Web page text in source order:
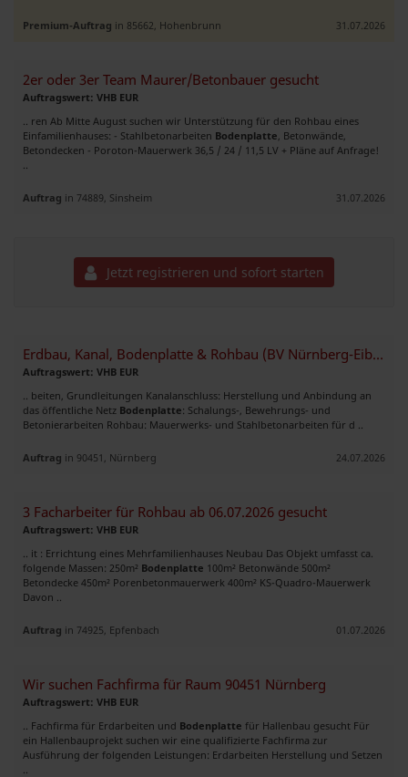
Premium-Auftrag in 85662, Hohenbrunn 31.07.2026
2er oder 3er Team Maurer/Betonbauer gesucht
Auftragswert: VHB EUR
.. ren Ab Mitte August suchen wir Unterstützung für den Rohbau eines
Einfamilienhauses: - Stahlbetonarbeiten Bodenplatte , Betonwände,
Betondecken - Poroton-Mauerwerk 36,5 / 24 / 11,5 LV + Pläne auf Anfrage!
Auftrag in 74889, Sinsheim 31.07.2026
Jetzt registrieren und sofort starten
Erdbau, Kanal, Bodenplatte & Rohbau (BV Nürnberg-Eibach) ca. 600m²
Auftragswert: VHB EUR
.. beiten, Grundleitungen Kanalanschluss: Herstellung und Anbindung an
das öffentliche Netz Bodenplatte: Schalungs-, Bewehrungs- und
Betonierarbeiten Rohbau: Mauerwerks- und Stahlbetonarbeiten für d ..
Auftrag in 90451, Nürnberg 24.07.2026
3 Facharbeiter für Rohbau ab 06.07.2026 gesucht
Auftragswert: VHB EUR
.. it : Errichtung eines Mehrfamilienhauses Neubau Das Objekt umfasst ca.
folgende Massen: 250m² Bodenplatte 100m² Betonwände 500m²
Betondecke 450m² Porenbetonmauerwerk 400m² KS-Quadro-Mauerwerk
Davon ..
Auftrag in 74925, Epfenbach 01.07.2026
Wir suchen Fachfirma für Raum 90451 Nürnberg
Auftragswert: VHB EUR
.. Fachfirma für Erdarbeiten und Bodenplatte für Hallenbau gesucht Für
ein Hallenbauprojekt suchen wir eine qualifizierte Fachfirma zur
Ausführung der folgenden Leistungen: Erdarbeiten Herstellung und Setzen
..